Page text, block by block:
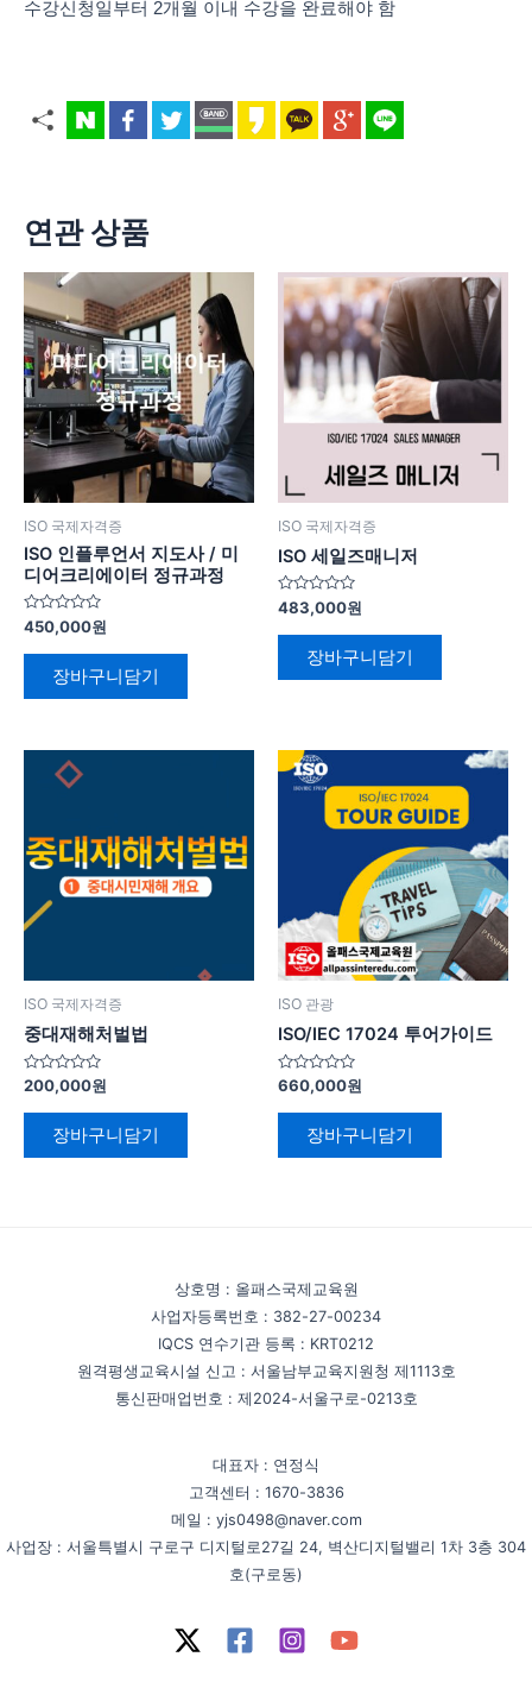
수강신청일부터 2개월 이내 수강을 완료해야 함
연관 상품
ISO 국제자격증
ISO 인플루언서 지도사 / 미
디어크리에이터 정규과정
5
중
에
450,000원
장바구니담기
ISO 국제자격증
ISO 세일즈매니저
5
중
에
483,000원
장바구니담기
ISO 국제자격증
중대재해처벌법
5
중
에
200,000원
장바구니담기
ISO 관광
ISO/IEC 17024 투어가이드
5
에
660,000원
장바구니담기
상호명 : 올패스국제교육원
사업자등록번호 : 382-27-00234
IQCS 연수기관 등록 : KRT0212
원격평생교육시설 신고 : 서울남부교육지원청 제1113호
통신판매업번호 : 제2024-서울구로-0213호
대표자 : 연정식
고객센터 : 1670-3836
메일 : yjs0498@naver.com
사업장 : 서울특별시 구로구 디지털로27길 24, 벽산디지털밸리 1차 3층 304
호(구로동)